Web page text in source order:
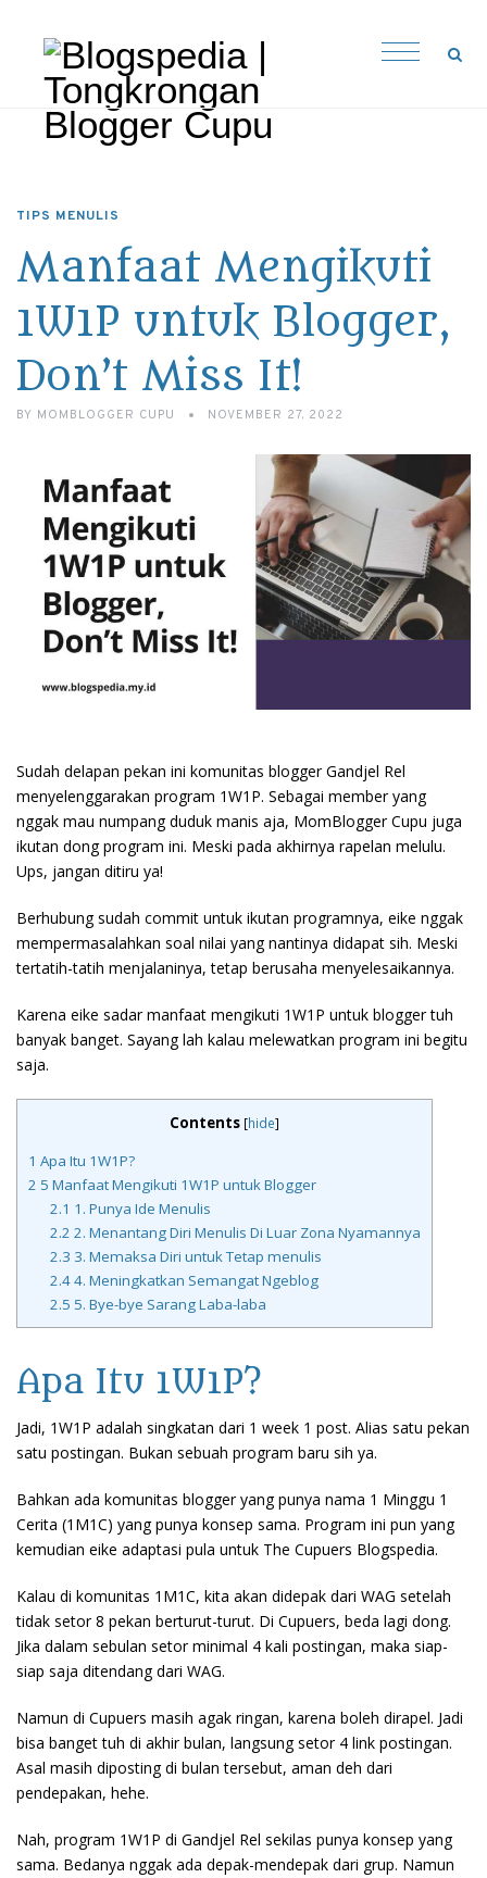
TIPS MENULIS
Manfaat Mengikuti
1W1P untuk Blogger,
Don’t Miss It!
BY MOMBLOGGER CUPU NOVEMBER 27, 2022
Sudah delapan pekan ini komunitas blogger Gandjel Rel
menyelenggarakan program 1W1P. Sebagai member yang
nggak mau numpang duduk manis aja, MomBlogger Cupu juga
ikutan dong program ini. Meski pada akhirnya rapelan melulu.
Ups, jangan ditiru ya!
Berhubung sudah commit untuk ikutan programnya, eike nggak
mempermasalahkan soal nilai yang nantinya didapat sih. Meski
tertatih-tatih menjalaninya, tetap berusaha menyelesaikannya.
Karena eike sadar manfaat mengikuti 1W1P untuk blogger tuh
banyak banget. Sayang lah kalau melewatkan program ini begitu
saja.
Contents [hide]
1 Apa Itu 1W1P?
2 5 Manfaat Mengikuti 1W1P untuk Blogger
2.1 1. Punya Ide Menulis
2.2 2. Menantang Diri Menulis Di Luar Zona Nyamannya
2.3 3. Memaksa Diri untuk Tetap menulis
2.44. Meningkatkan Semangat Ngeblog
2.5 5. Bye-bye Sarang Laba-laba
Apa Itu 1W1P?
Jadi, 1W1P adalah singkatan dari 1 week 1 post. Alias satu pekan
satu postingan. Bukan sebuah program baru sih ya.
Bahkan ada komunitas blogger yang punya nama 1 Minggu 1
Cerita (1M1C) yang punya konsep sama. Program ini pun yang
kemudian eike adaptasi pula untuk The Cupuers Blogspedia.
Kalau di komunitas 1M1C, kita akan didepak dari WAG setelah
tidak setor 8 pekan berturut-turut. Di Cupuers, beda lagi dong.
Jika dalam sebulan setor minimal 4 kali postingan, maka siap-
siap saja ditendang dari WAG.
Namun di Cupuers masih agak ringan, karena boleh dirapel. Jadi
bisa banget tuh di akhir bulan, langsung setor 4 link postingan.
Asal masih diposting di bulan tersebut, aman deh dari
pendepakan, hehe.
Nah, program 1W1P di Gandjel Rel sekilas punya konsep yang
sama. Bedanya nggak ada depak-mendepak dari grup. Namun